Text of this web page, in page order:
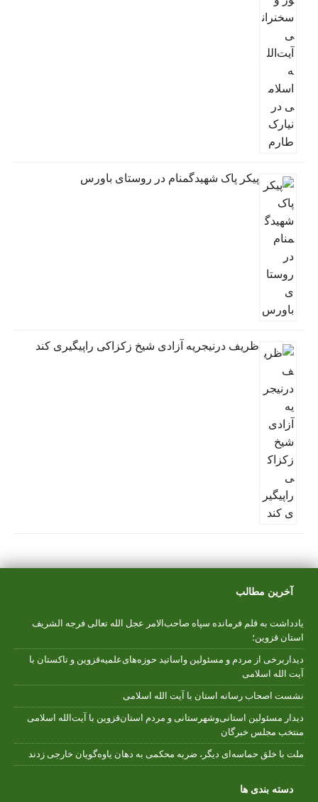
پیکر پاک شهیدگمنام در روستای باورس
ظریف درنیجریه آزادی شیخ زکزاکی راپیگیری کند
آخرین مطالب
یادداشت به قلم فرمانده سپاه صاحب‌الامر عجل الله تعالی فرجه الشریف
استان قزوین؛
دیداربرخی از مردم و مسئولین واساتید حوزه‌های‌علمیه‌قزوین و تاکستان با
آیت الله اسلامی
نشست اصحاب رسانه استان با آیت الله اسلامی
دیدار مسئولین استانی‌وشهرستانی و مردم‌ استان‌قزوین با آیت‌الله‌ اسلامی
منتخب مجلس‌ خبرگان
ملت با خلق حماسه‌ای دیگر، ضربه محکمی به دهان یاوه‌گویان خارجی زدند
دسته بندی ها